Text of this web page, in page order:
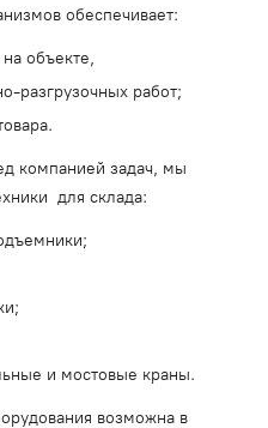
обеспечивает:
объекте,
разгрузочных работ;
компанией задач, мы
для склада:
и мостовые краны.
возможна в